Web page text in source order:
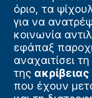
όριο, τα
για να
κοινωνία
εφάπαξ
αναχαιτίσει
της ακρίβειας
που έχουν